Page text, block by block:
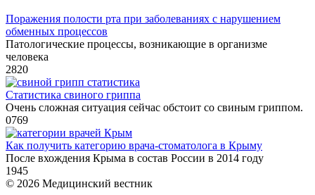
Поражения полости рта при заболеваниях с нарушением
обменных процессов
Патологические процессы, возникающие в организме
человека
2820
Статистика свиного гриппа
Очень сложная ситуация сейчас обстоит со свиным гриппом.
0769
Как получить категорию врача-стоматолога в Крыму
После вхождения Крыма в состав России в 2014 году
1945
© 2026 Медицинский вестник